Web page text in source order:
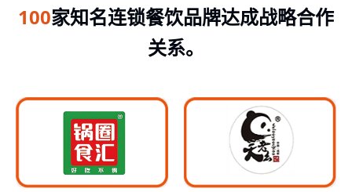
100家知名连锁餐饮品牌达成战略合作
关系。